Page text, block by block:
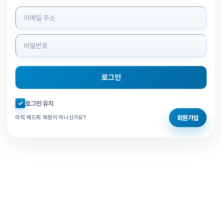
로그인 정보 입력
로그인
자동로그인 체크
로그인 유지
아직 애드픽 회원이 아니신가요? 회원가입